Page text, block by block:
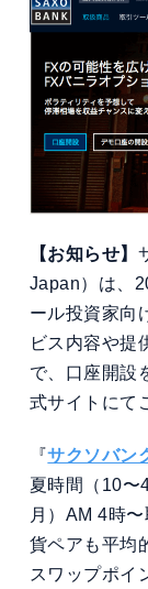
【お知らせ】
Japan）は、
ール投資家向
ビス内容や提
で、口座開設
式サイトにて
『サクソバン
夏時間（10〜
月）AM 4時
貨ペアも平均
スワップポイ